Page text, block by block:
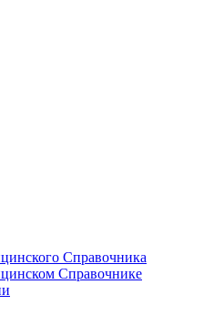
Справочника
Справочнике